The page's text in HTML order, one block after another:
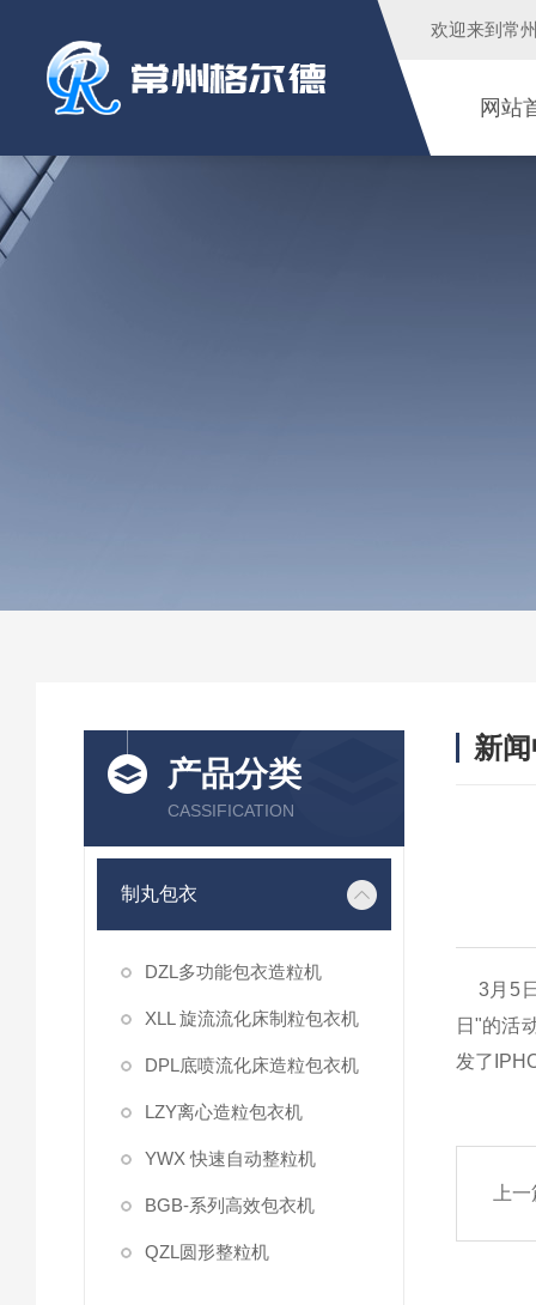
欢迎来到 常
网站
产品分类
CASSIFICATION
制丸包衣
DZL多功能包衣造粒机
XLL 旋流流化床制粒包衣机
DPL底喷流化床造粒包衣机
LZY离心造粒包衣机
YWX 快速自动整粒机
BGB-系列高效包衣机
QZL圆形整粒机
新
3月5日
日"的活
发了
上